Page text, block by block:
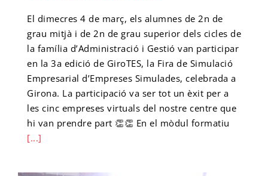
El dimecres 4 de març, els alumnes de 2n de
grau mitjà i de 2n de grau superior dels cicles de
la família d’Administració i Gestió van participar
en la 3a edició de GiroTES, la Fira de Simulació
Empresarial d’Empreses Simulades, celebrada a
Girona. La participació va ser tot un èxit per a
les cinc empreses virtuals del nostre centre que
hi van prendre part 👏👏 En el mòdul formatiu
[...]